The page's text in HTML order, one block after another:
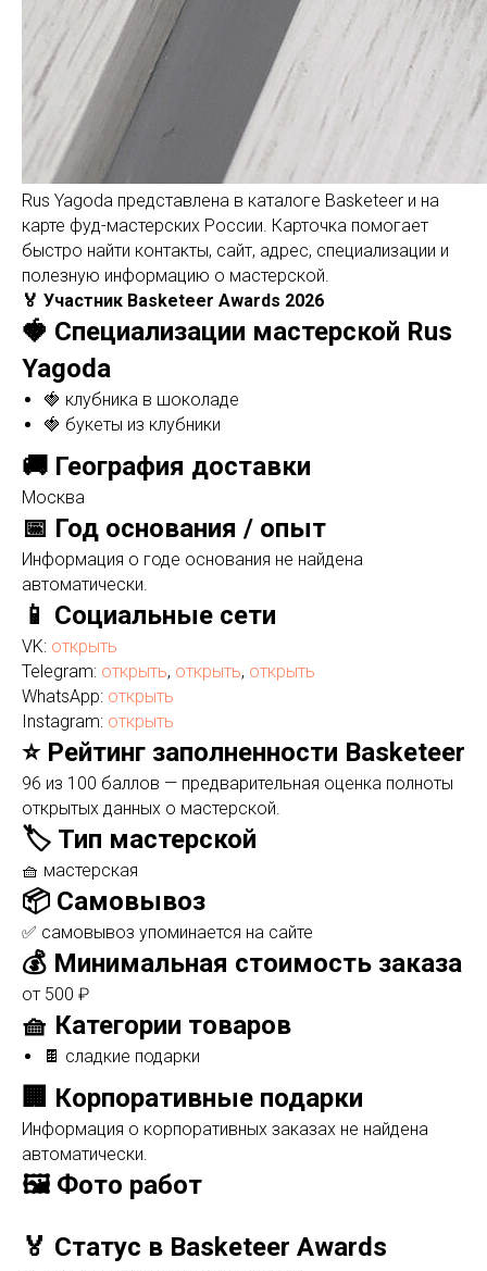
Rus Yagoda представлена в каталоге Basketeer и на
карте фуд-мастерских России. Карточка помогает
быстро найти контакты, сайт, адрес, специализации и
полезную информацию о мастерской.
🏅 Участник Basketeer Awards 2026
🍓 Специализации мастерской Rus
Yagoda
🍓 клубника в шоколаде
🍓 букеты из клубники
🚚 География доставки
Москва
📅 Год основания / опыт
Информация о годе основания не найдена
автоматически.
📱 Социальные сети
VK: открыть
Telegram: открыть, открыть, открыть
WhatsApp: открыть
Instagram: открыть
⭐ Рейтинг заполненности Basketeer
96 из 100 баллов — предварительная оценка полноты
открытых данных о мастерской.
🏷️ Тип мастерской
🧺 мастерская
📦 Самовывоз
✅ самовывоз упоминается на сайте
💰 Минимальная стоимость заказа
от 500 ₽
🧺 Категории товаров
🍫 сладкие подарки
🏢 Корпоративные подарки
Информация о корпоративных заказах не найдена
автоматически.
🖼️ Фото работ
🏅 Статус в Basketeer Awards